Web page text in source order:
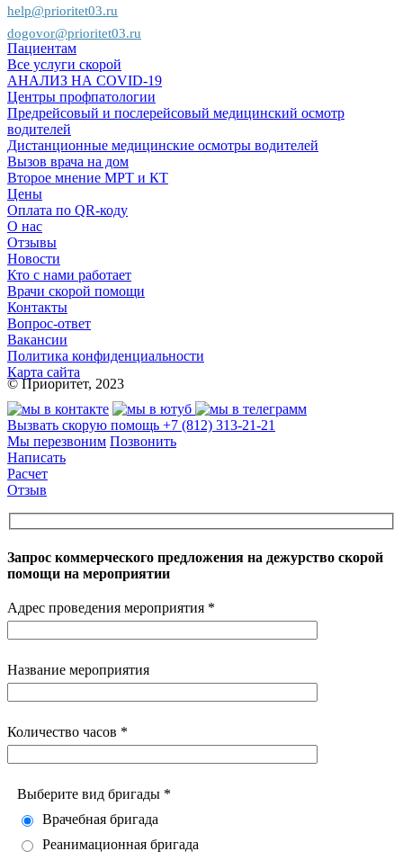
help@prioritet03.ru
dogovor@prioritet03.ru
Пациентам
Все услуги скорой
АНАЛИЗ НА COVID-19
Центры профпатологии
Предрейсовый и послерейсовый медицинский осмотр
водителей
Дистанционные медицинские осмотры водителей
Вызов врача на дом
Второе мнение МРТ и КТ
Цены
Оплата по QR-коду
О нас
Отзывы
Новости
Кто с нами работает
Врачи скорой помощи
Контакты
Вопрос-ответ
Вакансии
Политика конфиденциальности
Карта сайта
© Приоритет, 2023
Вызвать скорую помощь +7 (812) 313-21-21
Мы перезвоним Позвонить
Написать
Расчет
Отзыв
Запрос коммерческого предложения на дежурство скорой
помощи на мероприятии
Адрес проведения мероприятия *
Название мероприятия
Количество часов *
Выберите вид бригады *
Врачебная бригада
Реанимационная бригада